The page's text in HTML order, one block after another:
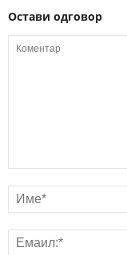
Остави одговор